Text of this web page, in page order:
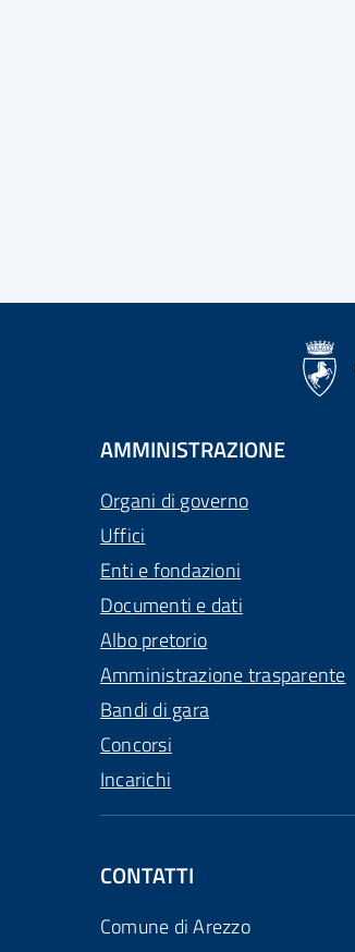
AMMINISTRAZIONE
Organi di governo
Uffici
Enti e fondazioni
Documenti e dati
Albo pretorio
Amministrazione trasparente
Bandi di gara
Concorsi
Incarichi
CONTATTI
Comune di Arezzo